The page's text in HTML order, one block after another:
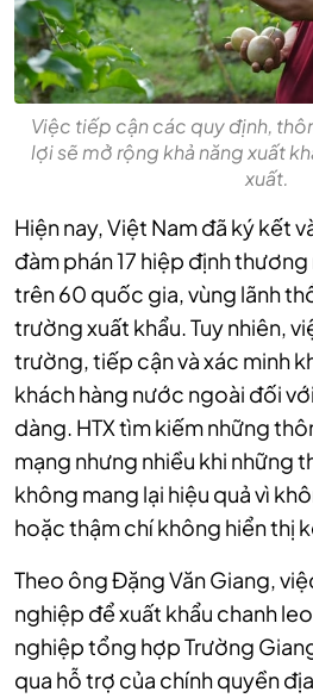
Việc tiếp cận các quy định,
lợi sẽ mở rộng khả năng xuất
xuất.
Hiện nay, Việt Nam đã ký kết
đàm phán 17 hiệp định thương
trên 60 quốc gia, vùng lãnh
trường xuất khẩu. Tuy nhiên,
trường, tiếp cận và xác minh
khách hàng nước ngoài đối
dàng. HTX tìm kiếm những
mạng nhưng nhiều khi những
không mang lại hiệu quả vì
hoặc thậm chí không hiển thị
Theo ông Đặng Văn Giang,
nghiệp để xuất khẩu chanh
nghiệp tổng hợp Trường
qua hỗ trợ của chính quyền